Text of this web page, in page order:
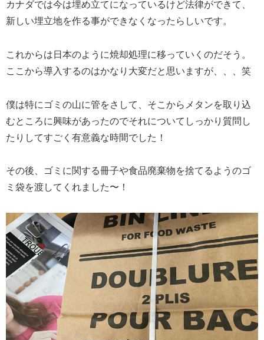
カナダでは今は埋め立てになっているけど法律ができて、
新しい埋立地を作る事ができなくなったらしいです。
これからは日本のように焼却処理に移っていくのだそう。
ここから導入するのはかなり大変だと思いますが、、、笑
僕は特にゴミの山に管をさして、そこからメタンを取り込
むところに興味があったのでそれについてしっかり質問し
たりしてすごく有意義な時間でした！
その後、ゴミに関する冊子や食品廃棄物を捨てるようのゴ
ミ袋を渡してくれました〜！